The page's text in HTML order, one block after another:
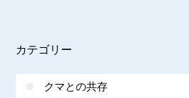
カテゴリー
クマとの共存